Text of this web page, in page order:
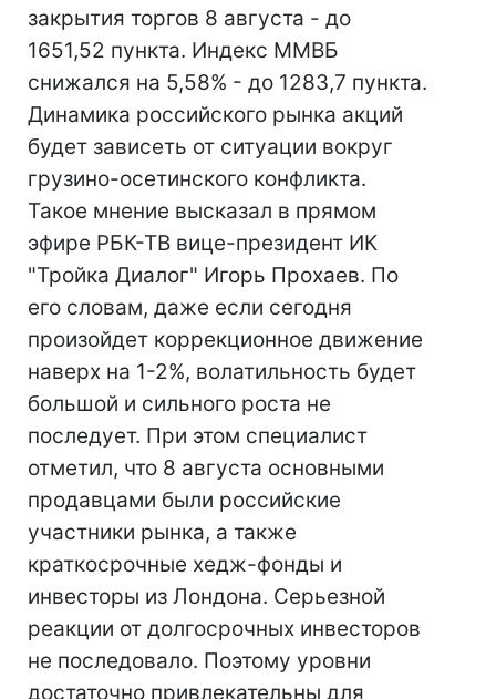
закрытия торгов 8 августа - до
1651,52 пункта. Индекс ММВБ
снижался на 5,58% - до 1283,7 пункта.
Динамика российского рынка акций
будет зависеть от ситуации вокруг
грузино-осетинского конфликта.
Такое мнение высказал в прямом
эфире РБК-ТВ вице-президент ИК
"Тройка Диалог" Игорь Прохаев. По
его словам, даже если сегодня
произойдет коррекционное движение
наверх на 1-2%, волатильность будет
большой и сильного роста не
последует. При этом специалист
отметил, что 8 августа основными
продавцами были российские
участники рынка, а также
краткосрочные хедж-фонды и
инвесторы из Лондона. Серьезной
реакции от долгосрочных инвесторов
не последовало. Поэтому уровни
достаточно привлекательны для